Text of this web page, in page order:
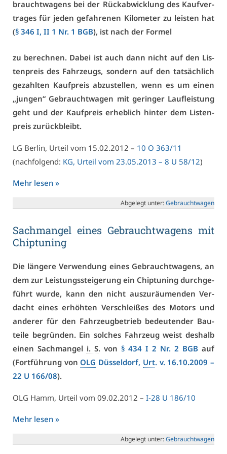
braucht­wa­gens bei der Rück­ab­wick­lung des Kauf­ver­
tra­ges für je­den ge­fah­re­nen Ki­lo­me­ter zu leis­ten hat
(§ 346 I, II 1 Nr. 1 BGB), ist nach der For­mel
zu be­rech­nen. Da­bei ist auch dann nicht auf den Lis­
ten­preis des Fahr­zeugs, son­dern auf den tat­säch­lich
ge­zahl­ten Kauf­preis ab­zu­stel­len, wenn es um ei­nen
„jun­gen“ Ge­braucht­wa­gen mit ge­rin­ger Lauf­leis­tung
geht und der Kauf­preis er­heb­lich hin­ter dem Lis­ten­
preis zu­rück­bleibt.
LG Ber­lin, Ur­teil vom 15.02.2012 – 10 O 363/11
(nach­fol­gend: KG, Ur­teil vom 23.05.2013 – 8 U 58/12)
Mehr le­sen »
Ab­ge­legt un­ter:Ge­braucht­wa­gen
Sach­man­gel ei­nes Ge­braucht­wa­gens mit
Chip­tu­ning
Die län­ge­re Ver­wen­dung ei­nes Ge­braucht­wa­gens, an
dem zur Leis­tungs­stei­ge­rung ein Chip­tu­ning durch­ge­
führt wur­de, kann den nicht aus­zu­räu­men­den Ver­
dacht ei­nes er­höh­ten Ver­schlei­ßes des Mo­tors und
an­de­rer für den Fahr­zeug­be­trieb be­deu­ten­der Bau­
tei­le be­grün­den. Ein sol­ches Fahr­zeug weist des­halb
ei­nen Sach­man­gel i. S. von § 434 I 2 Nr. 2 BGB auf
(Fort­füh­rung vonOLG Düs­sel­dorf, Urt. v. 16.10.2009 –
22 U 166/08).
OLG Hamm, Ur­teil vom 09.02.2012 – I-28 U 186/10
Mehr le­sen »
Ab­ge­legt un­ter:Ge­braucht­wa­gen